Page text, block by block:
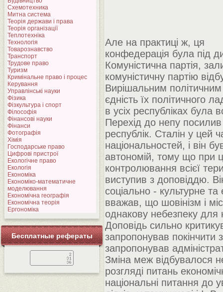
Схемотехника
Митна система
Теорія держави і права
Теорія організації
Теплотехніка
Технологія
Товарознавство
Транспорт
Трудове право
Туризм
Кримінальне право і процес
Керування
Управлінські науки
Фізика
Фізкультура і спорт
Філософія
Фінансові науки
Фінанси
Фотографія
Хімія
Господарське право
Цифрові пристрої
Екологічне право
Екологія
Економіка
Економіко-математичне
моделювання
Економічна географія
Економічна теорія
Ергономіка
Бесплатные рефераты
Але на практиці ж, ця
конфедерація була під
Комуністична партія,
комуністичну партію
Вирішальним
єдність їх політичного
в усіх республіках була
Перехід до непу
республік. Сталін у цей
національностей, і він
автономій, тому що при
контролювання всієї
виступив з доповіддю.
соціально - культурне та
вважав, що шовінізм і
однакову небезпеку для
Доповідь сильно
запропонував покінчити
запропонував
Зміна меж відбувалося
розгляді питань
національні питання до